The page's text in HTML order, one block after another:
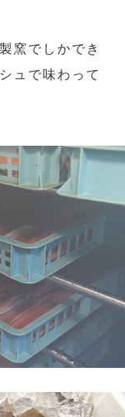
窯でしかでき
ュで味わって